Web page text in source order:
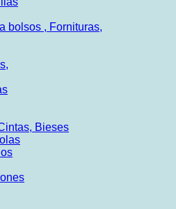
bolsos , Fornituras,
Bieses